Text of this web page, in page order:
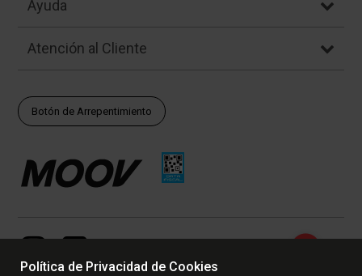
Ayuda
Atención al Cliente
Botón de Arrepentimiento
Política de Privacidad de Cookies